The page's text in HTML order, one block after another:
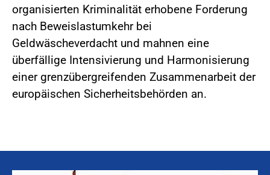
organisierten Kriminalität erhobene Forderung
nach Beweislastumkehr bei
Geldwäscheverdacht und mahnen eine
überfällige Intensivierung und Harmonisierung
einer grenzübergreifenden Zusammenarbeit der
europäischen Sicherheitsbehörden an.